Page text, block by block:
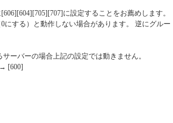
に設定することをお薦めします。
する）と動作しない場合があります。 逆にグルー
ーバーの場合上記の設定では動きません。
[600]